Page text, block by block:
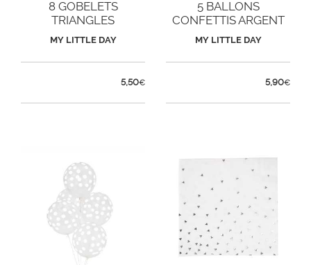
8 GOBELETS
TRIANGLES
ARGENTÉS
MY LITTLE DAY
5,50€
5 BALLONS
CONFETTIS ARGENT
MY LITTLE DAY
5,90€